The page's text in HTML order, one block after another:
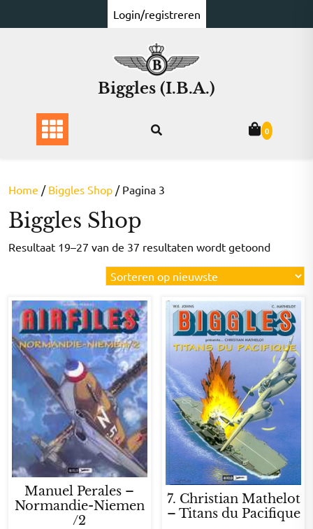
naar
Login/registreren
Biggles (I.B.A.)
0
Home / Biggles Shop / Pagina 3
Biggles Shop
Resultaat 19–27 van de 37 resultaten wordt getoond
op
Manuel Perales –
Normandie-Niemen
/2
7. Christian Mathelot
– Titans du Pacifique